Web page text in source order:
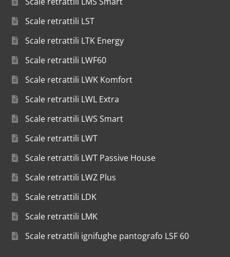
Scale retrattili LST
Scale retrattili LTK Energy
Scale retrattili LWF60
Scale retrattili LWK Komfort
Scale retrattili LWL Extra
Scale retrattili LWS Smart
Scale retrattili LWT
Scale retrattili LWT Passive House
Scale retrattili LWZ Plus
Scale retrattili LDK
Scale retrattili LMK
Scale retrattili ignifughe pantografo LSF 60